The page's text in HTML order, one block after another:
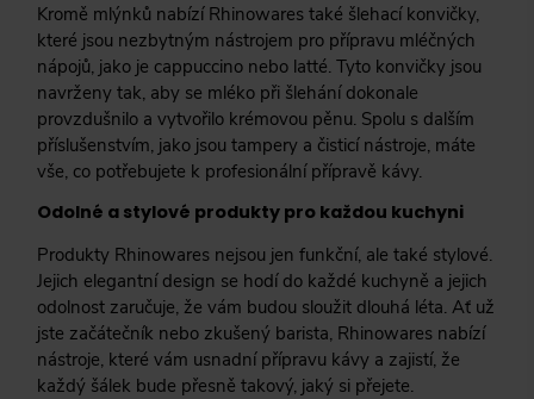
Kromě mlýnků nabízí Rhinowares také šlehací konvičky,
které jsou nezbytným nástrojem pro přípravu mléčných
nápojů, jako je cappuccino nebo latté. Tyto konvičky jsou
navrženy tak, aby se mléko při šlehání dokonale
provzdušnilo a vytvořilo krémovou pěnu. Spolu s dalším
příslušenstvím, jako jsou tampery a čisticí nástroje, máte
vše, co potřebujete k profesionální přípravě kávy.
Odolné a stylové produkty pro každou kuchyni
Produkty Rhinowares nejsou jen funkční, ale také stylové.
Jejich elegantní design se hodí do každé kuchyně a jejich
odolnost zaručuje, že vám budou sloužit dlouhá léta. Ať už
jste začátečník nebo zkušený barista, Rhinowares nabízí
nástroje, které vám usnadní přípravu kávy a zajistí, že
každý šálek bude přesně takový, jaký si přejete.